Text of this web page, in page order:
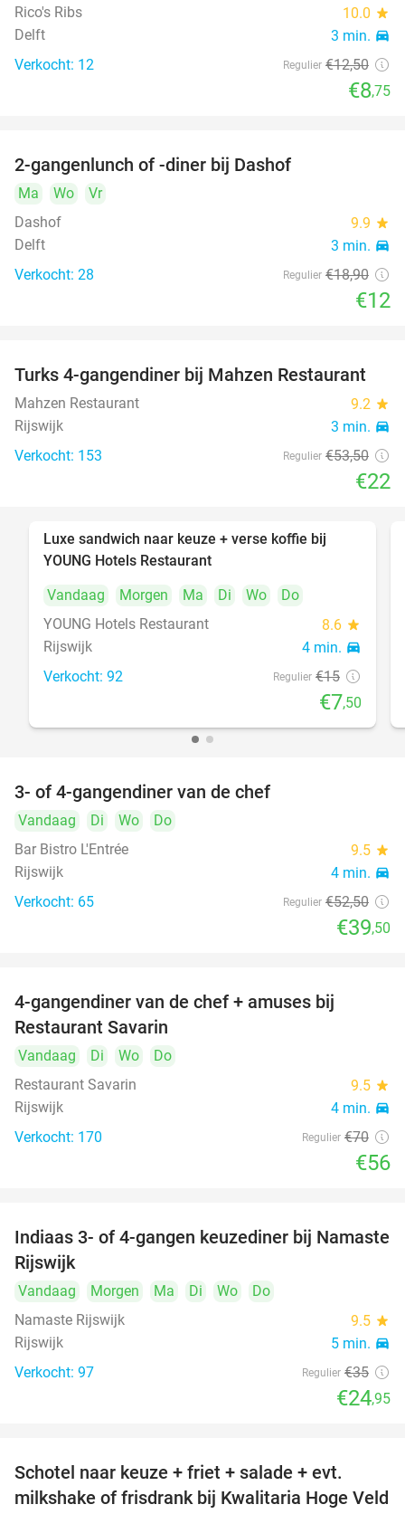
Rico's Ribs
10.0 star
Delft 3 min. directions_car
Verkocht: 12 Regulier €12,50
€8,75
2-gangenlunch of -diner bij Dashof
Ma Wo
Vr
Dashof
9.9 star
Delft 3 min. directions_car
Verkocht: 28 Regulier €18,90
€12
59%
Turks 4-gangendiner bij Mahzen Restaurant
Mahzen Restaurant 9.2 star
Rijswijk 3 min. directions_car
Verkocht: 153 Regulier €53,50
€22
Luxe sandwich naar keuze + verse koffie bij
YOUNG Hotels Restaurant
Vandaag
Morgen Ma Di Wo
Do
YOUNG Hotels Restaurant
8.6 star
Rijswijk 4 min. directions_car
Verkocht: 92 Regulier €15
€7,50
3- of 4-gangendiner van de chef
Vandaag Di Wo
Do
Bar Bistro L'Entrée
9.5 star
Rijswijk 4 min. directions_car
Verkocht: 65 Regulier €52,50
€39,50
4-gangendiner van de chef + amuses bij
Restaurant Savarin
Vandaag Di Wo
Do
Restaurant Savarin
9.5 star
Rijswijk 4 min. directions_car
Verkocht: 170 Regulier €70
€56
29%
Indiaas 3- of 4-gangen keuzediner bij Namaste
Rijswijk
Vandaag Morgen Ma Di Wo
Do
Namaste Rijswijk
9.5 star
Rijswijk 5 min. directions_car
Verkocht: 97 Regulier €35
€24,95
Schotel naar keuze + friet + salade + evt.
milkshake of frisdrank bij Kwalitaria Hoge Veld